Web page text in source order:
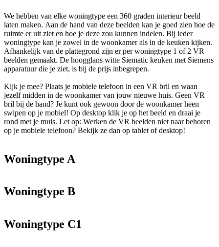
We hebben van elke woningtype een 360 graden interieur beeld
laten maken. Aan de hand van deze beelden kan je goed zien hoe de
ruimte er uit ziet en hoe je deze zou kunnen indelen. Bij ieder
woningtype kan je zowel in de woonkamer als in de keuken kijken.
Afhankelijk van de plattegrond zijn er per woningtype 1 of 2 VR
beelden gemaakt. De hoogglans witte Siematic keuken met Siemens
apparatuur die je ziet, is bij de prijs inbegrepen.
Kijk je mee? Plaats je mobiele telefoon in een VR bril en waan
jezelf midden in de woonkamer van jouw nieuwe huis. Geen VR
bril bij de hand? Je kunt ook gewoon door de woonkamer heen
swipen op je mobiel! Op desktop klik je op het beeld en draai je
rond met je muis. Let op: Werken de VR beelden niet naar behoren
op je mobiele telefoon? Bekijk ze dan op tablet of desktop!
Woningtype A
Woningtype B
Woningtype C1